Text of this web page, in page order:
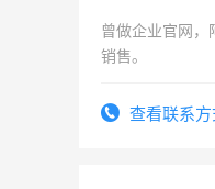
曾做企业官网，
销售。
查看联系方